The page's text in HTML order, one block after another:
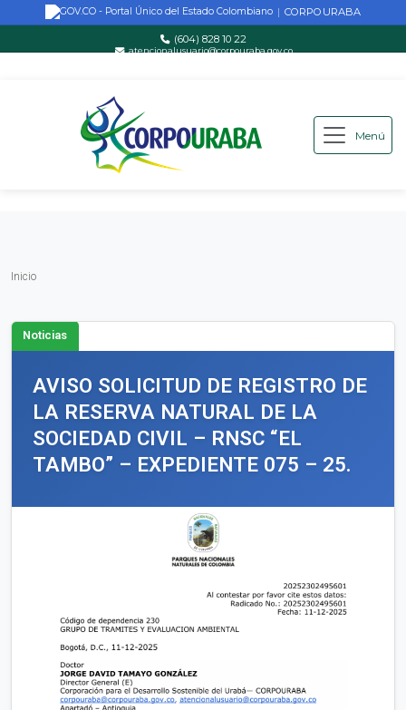
Saltar al contenido principal
| CORPOURABA
(604) 828 10 22
atencionalusuario@corpouraba.gov.co
Menú
Inicio
Noticias
AVISO SOLICITUD DE REGISTRO DE
LA RESERVA NATURAL DE LA
SOCIEDAD CIVIL – RNSC “EL
TAMBO” – EXPEDIENTE 075 – 25.